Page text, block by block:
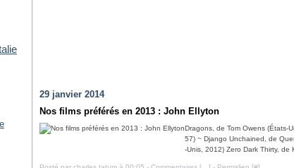
29 janvier 2014
Nos films préférés en 2013 : John Ellyton
Dragons, de Tom Owens (États-
57) ~ Django Unchained, de
-Unis, 2012) Zero Dark Thirty, de